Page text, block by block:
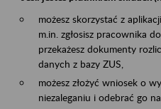
możesz skorzystać z
m.in. zgłosisz pracownika
przekażesz dokumenty
danych z bazy ZUS,
możesz złożyć wniosek o
niezaleganiu i odebrać go na